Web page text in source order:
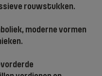
rouwstukken.
moderne vormen